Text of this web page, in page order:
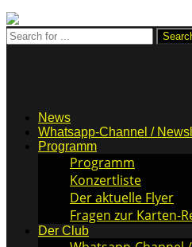
News
Whatsapp-Channel /
Programm
Programm
Konzertliste
Der aktuelle Flyer
Fragen zur Karten-
Der Club